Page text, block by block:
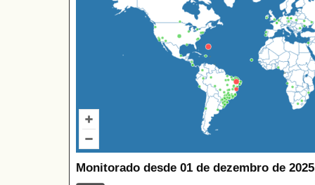
Monitorado desde 01 de dezembro de